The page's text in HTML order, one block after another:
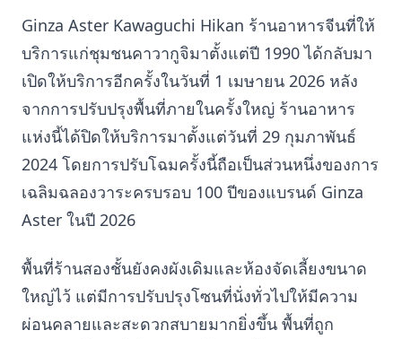
Ginza Aster Kawaguchi Hikan ร้านอาหารจีนที่ให้
บริการแก่ชุมชนคาวากูจิมาตั้งแต่ปี 1990 ได้กลับมา
เปิดให้บริการอีกครั้งในวันที่ 1 เมษายน 2026 หลัง
จากการปรับปรุงพื้นที่ภายในครั้งใหญ่ ร้านอาหาร
แห่งนี้ได้ปิดให้บริการมาตั้งแต่วันที่ 29 กุมภาพันธ์
2024 โดยการปรับโฉมครั้งนี้ถือเป็นส่วนหนึ่งของการ
เฉลิมฉลองวาระครบรอบ 100 ปีของแบรนด์ Ginza
Aster ในปี 2026
พื้นที่ร้านสองชั้นยังคงผังเดิมและห้องจัดเลี้ยงขนาด
ใหญ่ไว้ แต่มีการปรับปรุงโซนที่นั่งทั่วไปให้มีความ
ผ่อนคลายและสะดวกสบายมากยิ่งขึ้น พื้นที่ถูก